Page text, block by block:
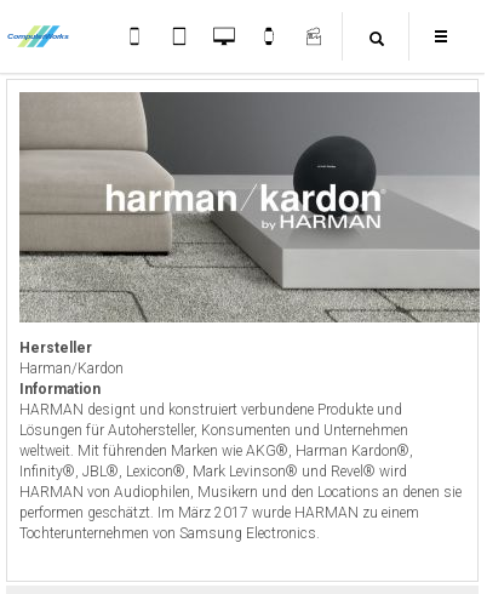
Hersteller
Harman/Kardon
Information
HARMAN designt und konstruiert verbundene Produkte und
Lösungen für Autohersteller, Konsumenten und Unternehmen
weltweit. Mit führenden Marken wie AKG®, Harman Kardon®,
Infinity®, JBL®, Lexicon®, Mark Levinson® und Revel® wird
HARMAN von Audiophilen, Musikern und den Locations an denen sie
performen geschätzt. Im März 2017 wurde HARMAN zu einem
Tochterunternehmen von Samsung Electronics.